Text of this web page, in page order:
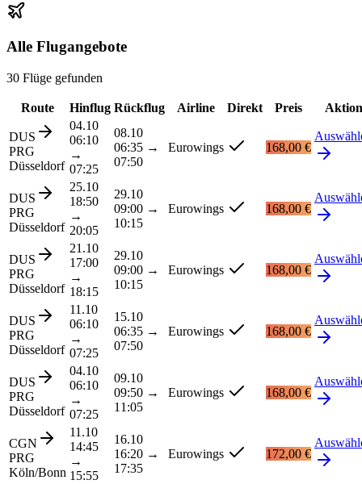
Alle Flugangebote
30 Flüge gefunden
Route Hinflug Rückflug Airline Direkt Preis Aktion
DUS
PRG
Düsseldorf
04.10
06:10
→
07:25
08.10
06:35 →
07:50
Eurowings 168,00 €
DUS
PRG
Düsseldorf
25.10
18:50
→
20:05
29.10
09:00 →
10:15
Eurowings 168,00 €
DUS
PRG
Düsseldorf
21.10
17:00
→
18:15
29.10
09:00 →
10:15
Eurowings 168,00 €
DUS
PRG
Düsseldorf
11.10
06:10
→
07:25
15.10
06:35 →
07:50
Eurowings 168,00 €
DUS
PRG
Düsseldorf
04.10
06:10
→
07:25
09.10
09:50 →
11:05
Eurowings 168,00 €
CGN
PRG
Köln/Bonn
11.10
14:45
→
15:55
16.10
16:20 →
17:35
Eurowings 172,00 €